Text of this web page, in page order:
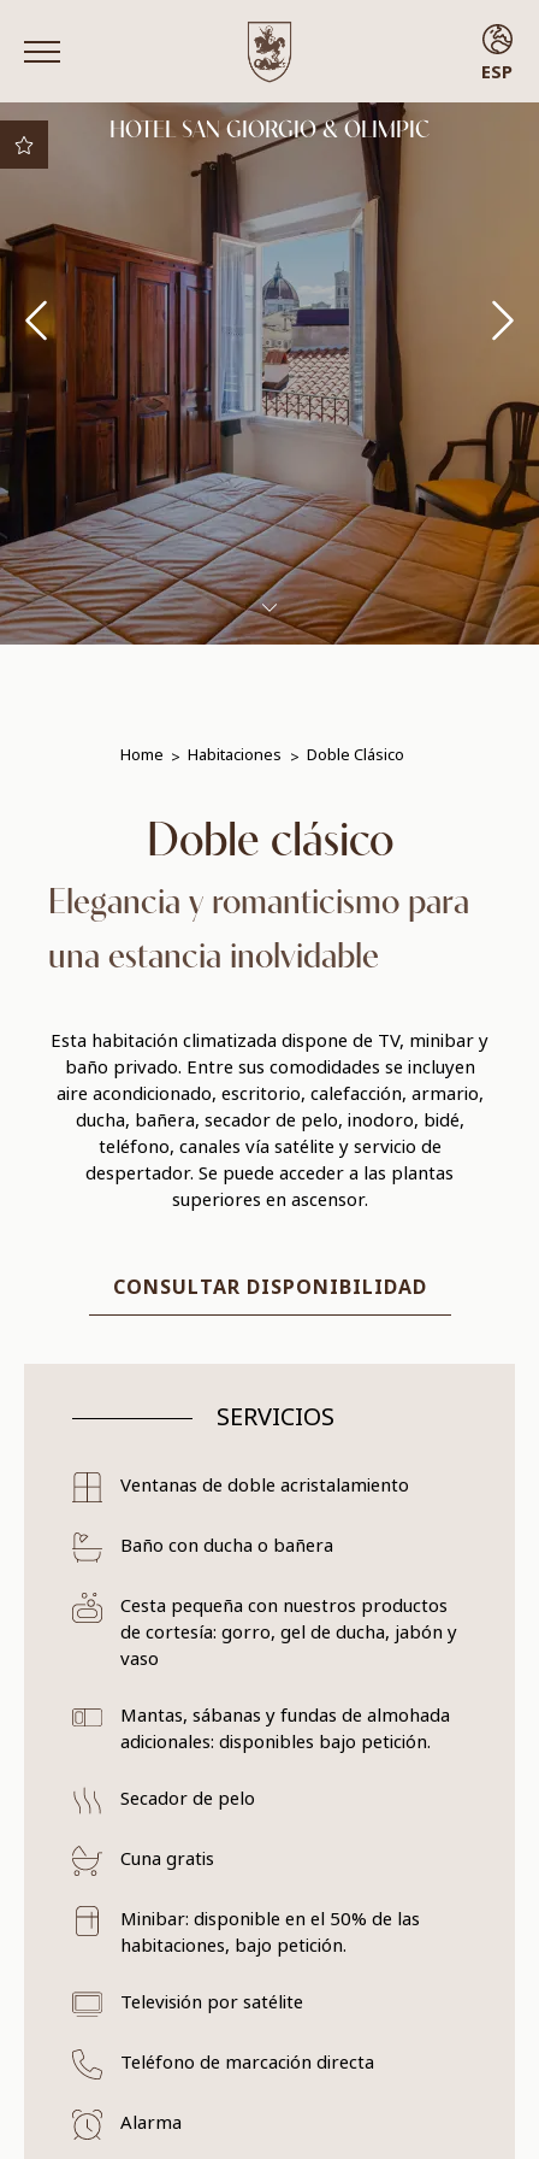
ESP
ENG
garantizado
Mejores condiciones
de cancelación
Upgrade gratuito
Early check-in
Habitaciones con
balcón
HOTEL SAN GIORGIO & OLIMPIC
Home Habitaciones Doble Clásico
Doble clásico
Elegancia y romanticismo para
una estancia inolvidable
Esta habitación climatizada dispone de TV, minibar y
baño privado. Entre sus comodidades se incluyen
aire acondicionado, escritorio, calefacción, armario,
ducha, bañera, secador de pelo, inodoro, bidé,
teléfono, canales vía satélite y servicio de
despertador. Se puede acceder a las plantas
superiores en ascensor.
CONSULTAR DISPONIBILIDAD
SERVICIOS
Ventanas de doble acristalamiento
Baño con ducha o bañera
Cesta pequeña con nuestros productos
de cortesía: gorro, gel de ducha, jabón y
vaso
Mantas, sábanas y fundas de almohada
adicionales: disponibles bajo petición.
Secador de pelo
Cuna gratis
Minibar: disponible en el 50% de las
habitaciones, bajo petición.
Televisión por satélite
Teléfono de marcación directa
Alarma